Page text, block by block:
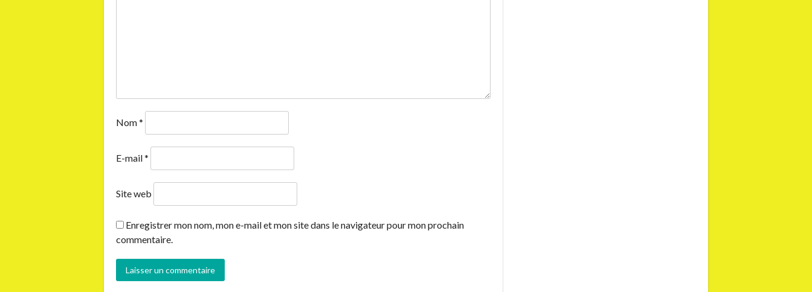
Nom*
E-mail*
Site web
Enregistrer mon nom, mon e-mail et mon site dans le navigateur pour mon prochain
commentaire.